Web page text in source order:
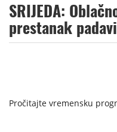
SRIJEDA:
prestanak
Pročitajte vremensku